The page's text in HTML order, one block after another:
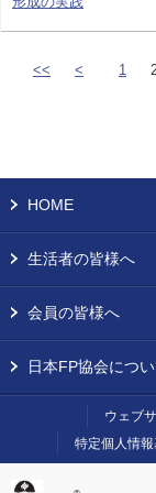
<< < 1
HOME
生活者の皆様へ
会員の皆様へ
日本FP協会につ
ウェブ
特定個人情